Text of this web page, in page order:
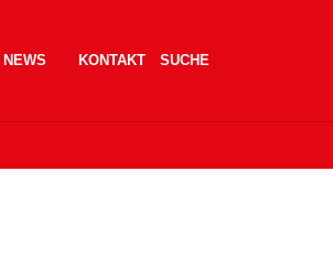
"BERICHTE"
NEWS KONTAKT SUCHE